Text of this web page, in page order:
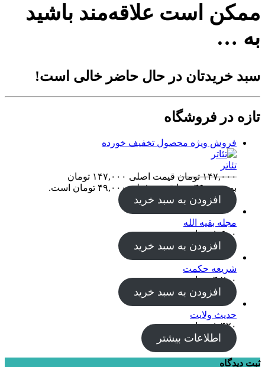
ممکن است علاقه‌مند باشید
به …
سبد خریدتان در حال حاضر خالی است!
تازه در فروشگاه
فروش ویژه محصول تخفیف خورده
تئاتر
۱۴۷,۰۰۰ تومان
قیمت اصلی ۱۴۷,۰۰۰ تومان
بود.۴۹,۰۰۰ تومانقیمت فعلی ۴۹,۰۰۰ تومان است.
افزودن به سبد خرید
مجله بقیه الله
۱,۶۰۰ تومان
افزودن به سبد خرید
شریعه حکمت
۴,۲۰۰ تومان
افزودن به سبد خرید
حدیث ولایت
۱,۴۲۰ تومان
اطلاعات بیشتر
ثبت دیدگاه